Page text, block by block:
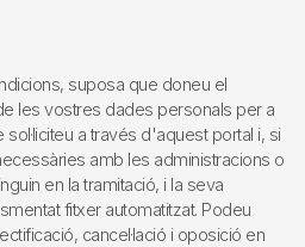
suposa que doneu el
les vostres dades personals per a
a través d'aquest portal i, si
amb les administracions o
en la tramitació, i la seva
fitxer automatitzat. Podeu
cancel·lació i oposició en